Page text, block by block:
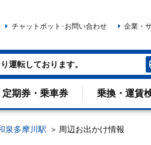
運転しております。
定期券・乗車券 乗換・運賃
チャットボット･お問い合わせ 企業・
泉多摩川駅 周辺お出かけ情報